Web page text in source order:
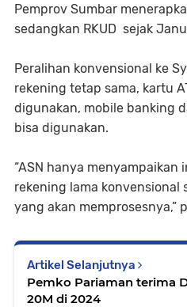
Pemprov Sumbar
sedangkan RKUD sejak
Peralihan konvensional ke
rekening tetap sama, kartu
digunakan, mobile banking
bisa digunakan.
“ASN hanya menyampaikan
rekening lama konvensional
yang akan memprosesnya,”
Artikel Selanjutnya
Pemko Pariaman terima
20M di 2024